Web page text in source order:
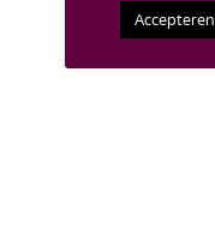
Accepteren